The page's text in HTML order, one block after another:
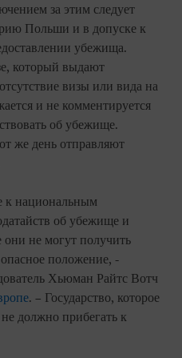
за этим следует
Польши и в допуске к
убежища.
который выдают
визы или вида на
и не комментируется
об убежище.
же день отправляют
к национальным
об убежище и
они не могут получить
положение, -
Хьюман Райтс Вотч
. – Государство, которое
должно прибегать к